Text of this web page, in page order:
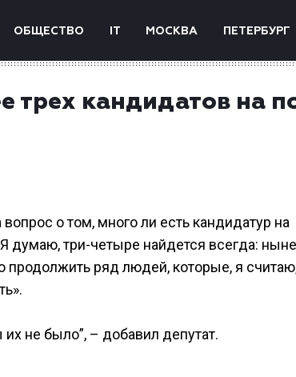
ОБЩЕСТВО IT МОСКВА ПЕТЕРБУРГ
трех кандидатов на
о том, много ли есть кандидатур на
думаю, три-четыре найдется всегда:
ряд людей, которые, я
не было”, – добавил депутат.